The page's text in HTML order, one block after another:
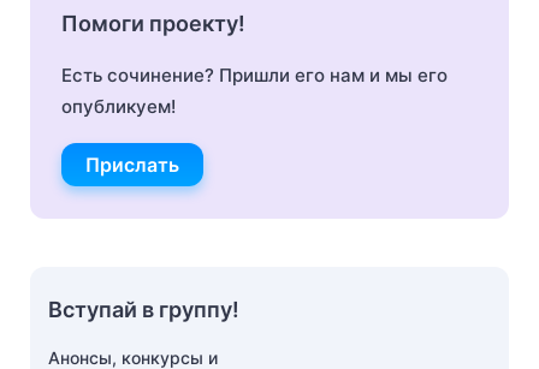
Помоги проекту!
Есть сочинение? Пришли его нам и мы его
опубликуем!
Прислать
Вступай в группу!
Анонсы, конкурсы и